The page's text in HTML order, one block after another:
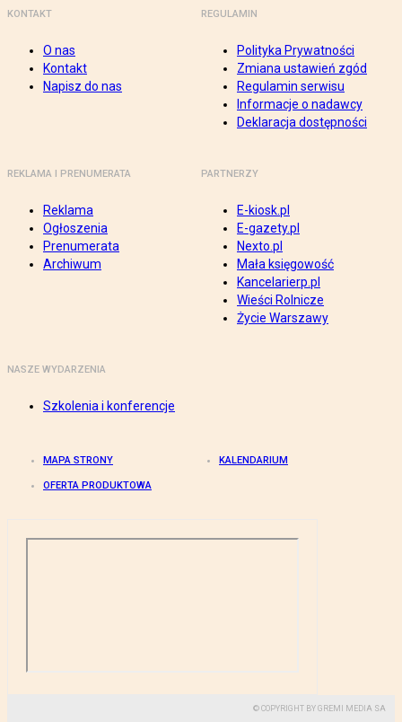
KONTAKT
O nas
Kontakt
Napisz do nas
REGULAMIN
Polityka Prywatności
Zmiana ustawień zgód
Regulamin serwisu
Informacje o nadawcy
Deklaracja dostępności
REKLAMA I PRENUMERATA
Reklama
Ogłoszenia
Prenumerata
Archiwum
PARTNERZY
E-kiosk.pl
E-gazety.pl
Nexto.pl
Mała księgowość
Kancelarierp.pl
Wieści Rolnicze
Życie Warszawy
NASZE WYDARZENIA
Szkolenia i konferencje
MAPA STRONY KALENDARIUM
OFERTA PRODUKTOWA
© COPYRIGHT BY GREMI MEDIA SA